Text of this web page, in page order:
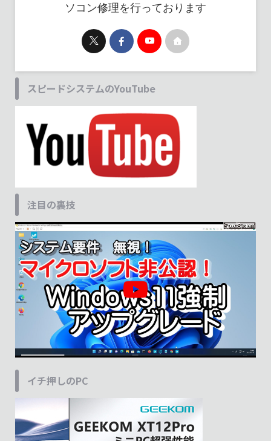
ソコン修理を行っております
スピードシステムのYouTube
注目の裏技
イチ押しのPC